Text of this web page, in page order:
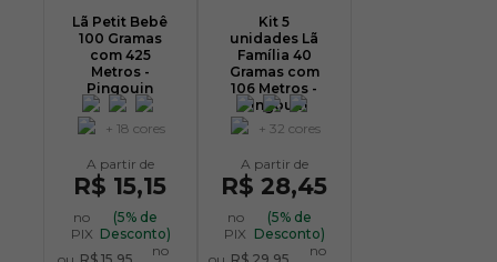
Lã Petit Bebê
100 Gramas
com 425
Metros -
Pingouin
+ 18 cores
R$ 15,15
no
PIX
(5% de
Desconto)
ou R$ 15,95
no
Kit 5
unidades Lã
Família 40
Gramas com
106 Metros -
Pingouin
+ 32 cores
R$ 28,45
no
PIX
(5% de
Desconto)
ou R$ 29,95
no